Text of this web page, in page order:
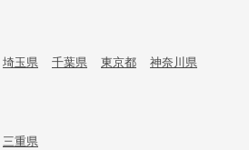
埼玉県 千葉県 東京都 神奈川県
三重県